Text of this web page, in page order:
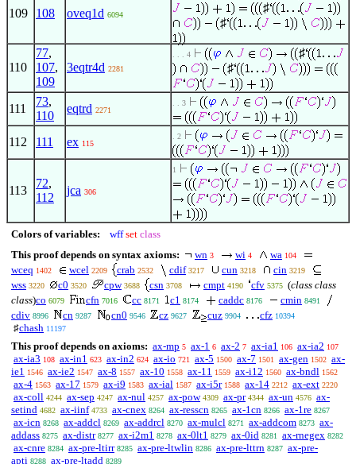
109 108 oveq1d 6094
♯
♯
110
77,
107,
109
3eqtr4d 2281
. . . 4
♯
♯
111
73,
110
eqtrd 2271
. . 3
112 111 ex 115
. 2
113
72,
112
jca 306
1
Colors of variables: wff set class
This proof depends on syntax axioms:
wn 3 wi 4 wa 104
wceq 1402 wcel 2209 crab 2532 cdif 3217 cun 3218 cin 3219
wss 3220 c0 3520 cpw 3688 csn 3708 cmpt 4190 cfv 5375 (class class
class)co 6079 cfn 7016 cc 8171 c1 8174 caddc 8176 cmin 8491
cdiv 8996 cn 9287 cn0 9546 cz 9627 cuz 9904 cfz 10394
♯chash 11197
This proof depends on axioms: ax-mp 5 ax-1 6 ax-2 7 ax-ia1 106 ax-ia2 107
ax-ia3 108 ax-in1 623 ax-in2 624 ax-io 721 ax-5 1500 ax-7 1501 ax-gen 1502 ax-
ie1 1546 ax-ie2 1547 ax-8 1557 ax-10 1558 ax-11 1559 ax-i12 1560 ax-bndl 1562
ax-4 1563 ax-17 1579 ax-i9 1583 ax-ial 1587 ax-i5r 1588 ax-14 2212 ax-ext 2220
ax-coll 4244 ax-sep 4247 ax-nul 4257 ax-pow 4309 ax-pr 4344 ax-un 4576 ax-
setind 4682 ax-iinf 4733 ax-cnex 8264 ax-resscn 8265 ax-1cn 8266 ax-1re 8267
ax-icn 8268 ax-addcl 8269 ax-addrcl 8270 ax-mulcl 8271 ax-addcom 8273 ax-
addass 8275 ax-distr 8277 ax-i2m1 8278 ax-0lt1 8279 ax-0id 8281 ax-rnegex 8282
ax-cnre 8284 ax-pre-ltirr 8285 ax-pre-ltwlin 8286 ax-pre-lttrn 8287 ax-pre-
apti 8288 ax-pre-ltadd 8289